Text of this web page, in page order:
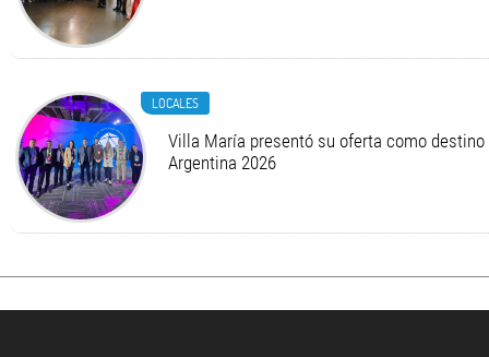
LOCALES
Villa María presentó su oferta como
Argentina 2026